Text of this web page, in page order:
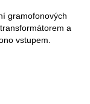
gramofonových
a
vstupem.